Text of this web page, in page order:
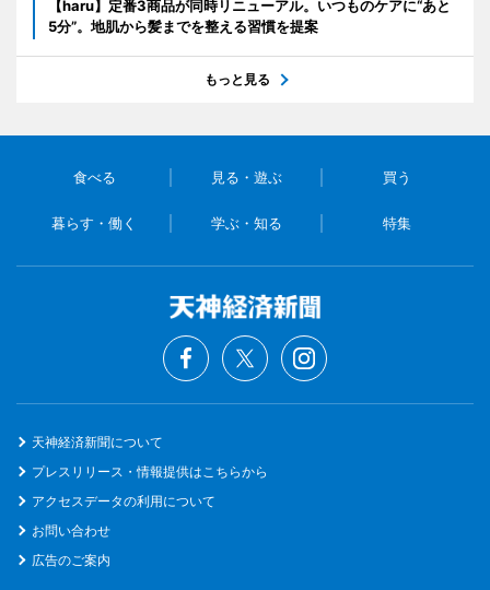
【haru】定番3商品が同時リニューアル。いつものケアに“あと
5分”。地肌から髪までを整える習慣を提案
もっと見る
食べる 見る・遊ぶ 買う
暮らす・働く 学ぶ・知る 特集
天神経済新聞について
プレスリリース・情報提供はこちらから
アクセスデータの利用について
お問い合わせ
広告のご案内